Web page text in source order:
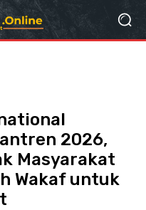
2026,
Masyarakat
Wakaf untuk